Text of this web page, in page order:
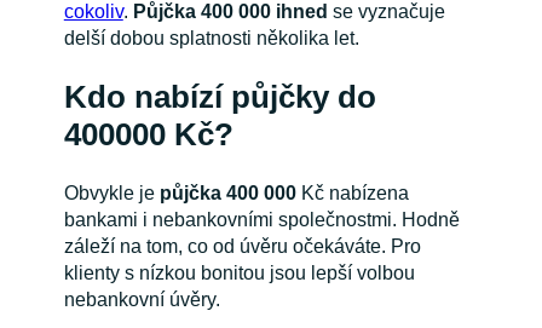
cokoliv. Půjčka 400 000 ihned se vyznačuje
delší dobou splatnosti několika let.
Kdo nabízí půjčky do
400000 Kč?
Obvykle je půjčka 400 000 Kč nabízena
bankami i nebankovními společnostmi. Hodně
záleží na tom, co od úvěru očekáváte. Pro
klienty s nízkou bonitou jsou lepší volbou
nebankovní úvěry.